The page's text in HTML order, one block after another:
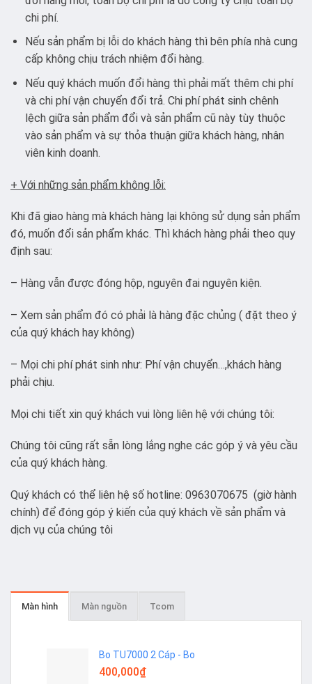
chi phí.
Nếu sản phẩm bị lỗi do khách hàng thì bên phía nhà cung
cấp không chịu trách nhiệm đổi hàng.
Nếu quý khách muốn đổi hàng thì phải mất thêm chi phí
và chi phí vận chuyển đổi trả. Chi phí phát sinh chênh
lệch giữa sản phẩm đổi và sản phẩm cũ này tùy thuộc
vào sản phẩm và sự thỏa thuận giữa khách hàng, nhân
viên kinh doanh.
+ Với những sản phẩm không lỗi:
Khi đã giao hàng mà khách hàng lại không sử dụng sản phẩm
đó, muốn đổi sản phẩm khác. Thì khách hàng phải theo quy
định sau:
– Hàng vẫn được đóng hộp, nguyên đai nguyên kiện.
– Xem sản phẩm đó có phải là hàng đặc chủng ( đặt theo ý
của quý khách hay không)
– Mọi chi phí phát sinh như: Phí vận chuyển…,khách hàng
phải chịu.
Mọi chi tiết xin quý khách vui lòng liên hệ với chúng tôi:
Chúng tôi cũng rất sẵn lòng lắng nghe các góp ý và yêu cầu
của quý khách hàng.
Quý khách có thể liên hệ số hotline: 0963070675 (giờ hành
chính) để đóng góp ý kiến của quý khách về sản phẩm và
dịch vụ của chúng tôi
Màn hình Màn nguồn Tcom
Bo TU7000 2 Cáp - Bo
400,000₫